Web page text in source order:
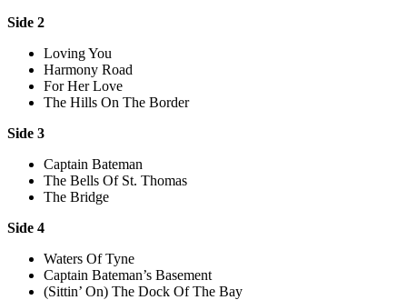
Side 2
Loving You
Harmony Road
For Her Love
The Hills On The Border
Side 3
Captain Bateman
The Bells Of St. Thomas
The Bridge
Side 4
Waters Of Tyne
Captain Bateman’s Basement
(Sittin’ On) The Dock Of The Bay